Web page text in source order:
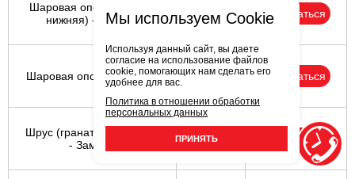
Шаровая опора (правая
нижняя) - Замена
8799
рублей
Записаться
Шаровая опора - Замена
от
8799
Записаться
Шрус (граната) задн. лев.
- Замена
от
6599
рублей
Записаться
Мы используем Cookie
Используя данный сайт, вы даете
согласие на использование файлов
cookie, помогающих нам сделать его
удобнее для вас.
Политика в отношении обработки
персональных данных
ПРИНЯТЬ